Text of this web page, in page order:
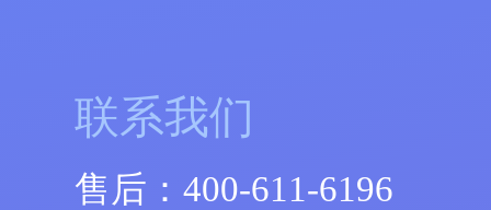
联系我们
售后：400-611-6196